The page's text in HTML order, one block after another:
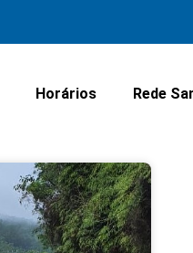
Horários Rede